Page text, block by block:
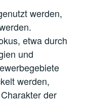
werden,
etwa durch
und
werden,
der